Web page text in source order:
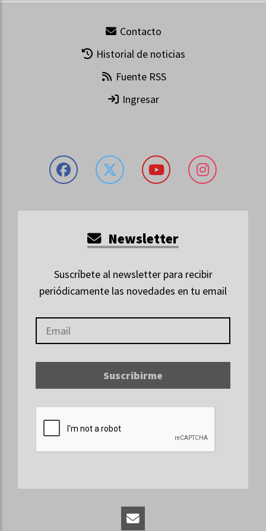
Contacto
Historial de noticias
Fuente RSS
Ingresar
Newsletter
Suscríbete al newsletter para recibir
periódicamente las novedades en tu email
Suscribirme